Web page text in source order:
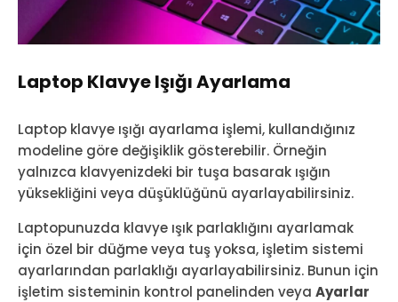
Laptop Klavye Işığı Ayarlama
Laptop klavye ışığı ayarlama işlemi, kullandığınız
modeline göre değişiklik gösterebilir. Örneğin
yalnızca klavyenizdeki bir tuşa basarak ışığın
yüksekliğini veya düşüklüğünü ayarlayabilirsiniz.
Laptopunuzda klavye ışık parlaklığını ayarlamak
için özel bir düğme veya tuş yoksa, işletim sistemi
ayarlarından parlaklığı ayarlayabilirsiniz. Bunun için
işletim sisteminin kontrol panelinden veya Ayarlar